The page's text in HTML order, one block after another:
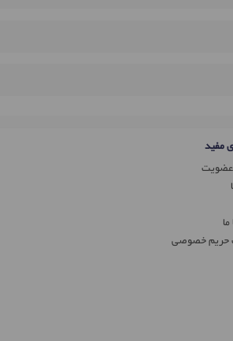
مفید
عضویت
حریم خصوصی